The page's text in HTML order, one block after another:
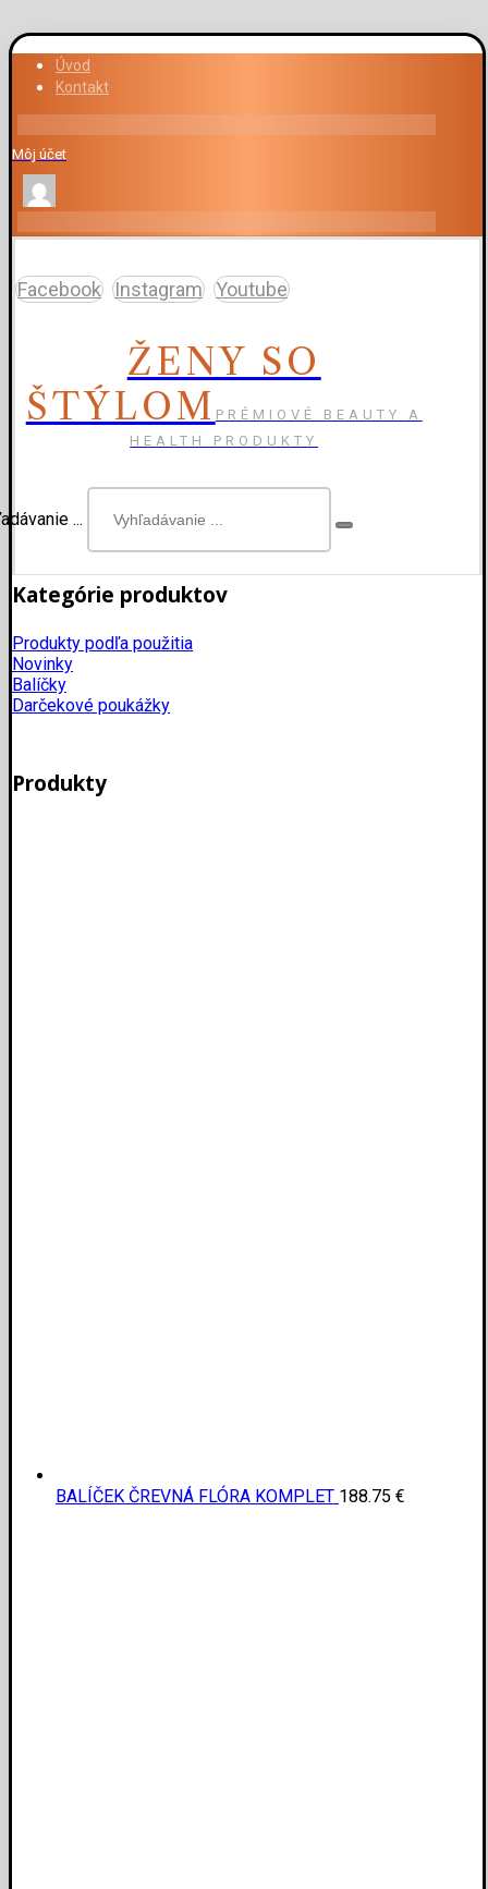
Úvod
Kontakt
Môj účet
Facebook Instagram Youtube
ŽENY SO
ŠTÝLOM PRÉMIOVÉ BEAUTY A
HEALTH PRODUKTY
...
Kategórie produktov
Produkty podľa použitia
Novinky
Balíčky
Darčekové poukážky
Produkty
BALÍČEK ČREVNÁ FLÓRA KOMPLET 188.75 €